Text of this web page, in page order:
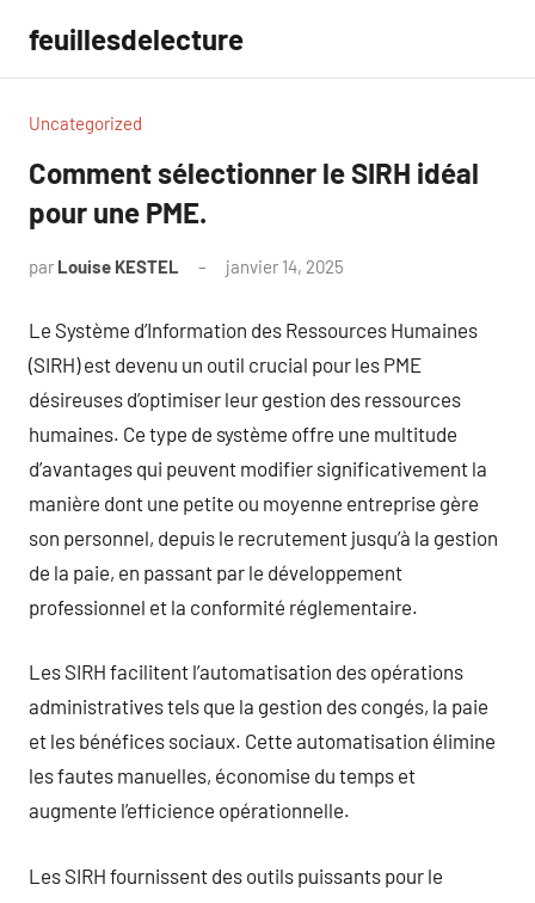
contenu
feuillesdelecture
Uncategorized
Comment sélectionner le SIRH idéal
pour une PME.
par Louise KESTEL janvier 14, 2025
Le Système d’Information des Ressources Humaines
(SIRH) est devenu un outil crucial pour les PME
désireuses d’optimiser leur gestion des ressources
humaines. Ce type de système offre une multitude
d’avantages qui peuvent modifier significativement la
manière dont une petite ou moyenne entreprise gère
son personnel, depuis le recrutement jusqu’à la gestion
de la paie, en passant par le développement
professionnel et la conformité réglementaire.
Les SIRH facilitent l’automatisation des opérations
administratives tels que la gestion des congés, la paie
et les bénéfices sociaux. Cette automatisation élimine
les fautes manuelles, économise du temps et
augmente l’efficience opérationnelle.
Les SIRH fournissent des outils puissants pour le